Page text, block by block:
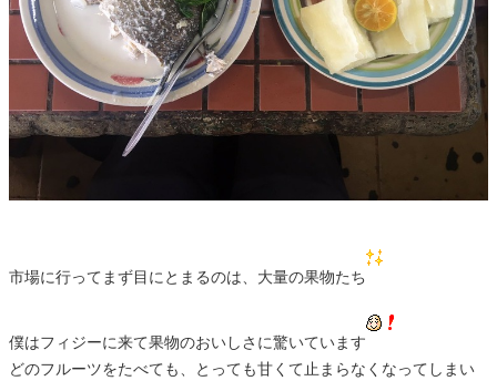
市場に行ってまず目にとまるのは、大量の果物たち
僕はフィジーに来て果物のおいしさに驚いています
どのフルーツをたべても、とっても甘くて止まらなくなってしまい